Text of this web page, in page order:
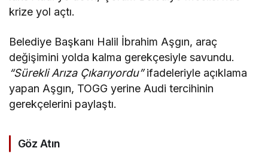
krize yol açtı.
Belediye Başkanı Halil İbrahim Aşgın, araç
değişimini yolda kalma gerekçesiyle savundu.
“Sürekli Arıza Çıkarıyordu”ifadeleriyle açıklama
yapan Aşgın, TOGG yerine Audi tercihinin
gerekçelerini paylaştı.
Göz Atın